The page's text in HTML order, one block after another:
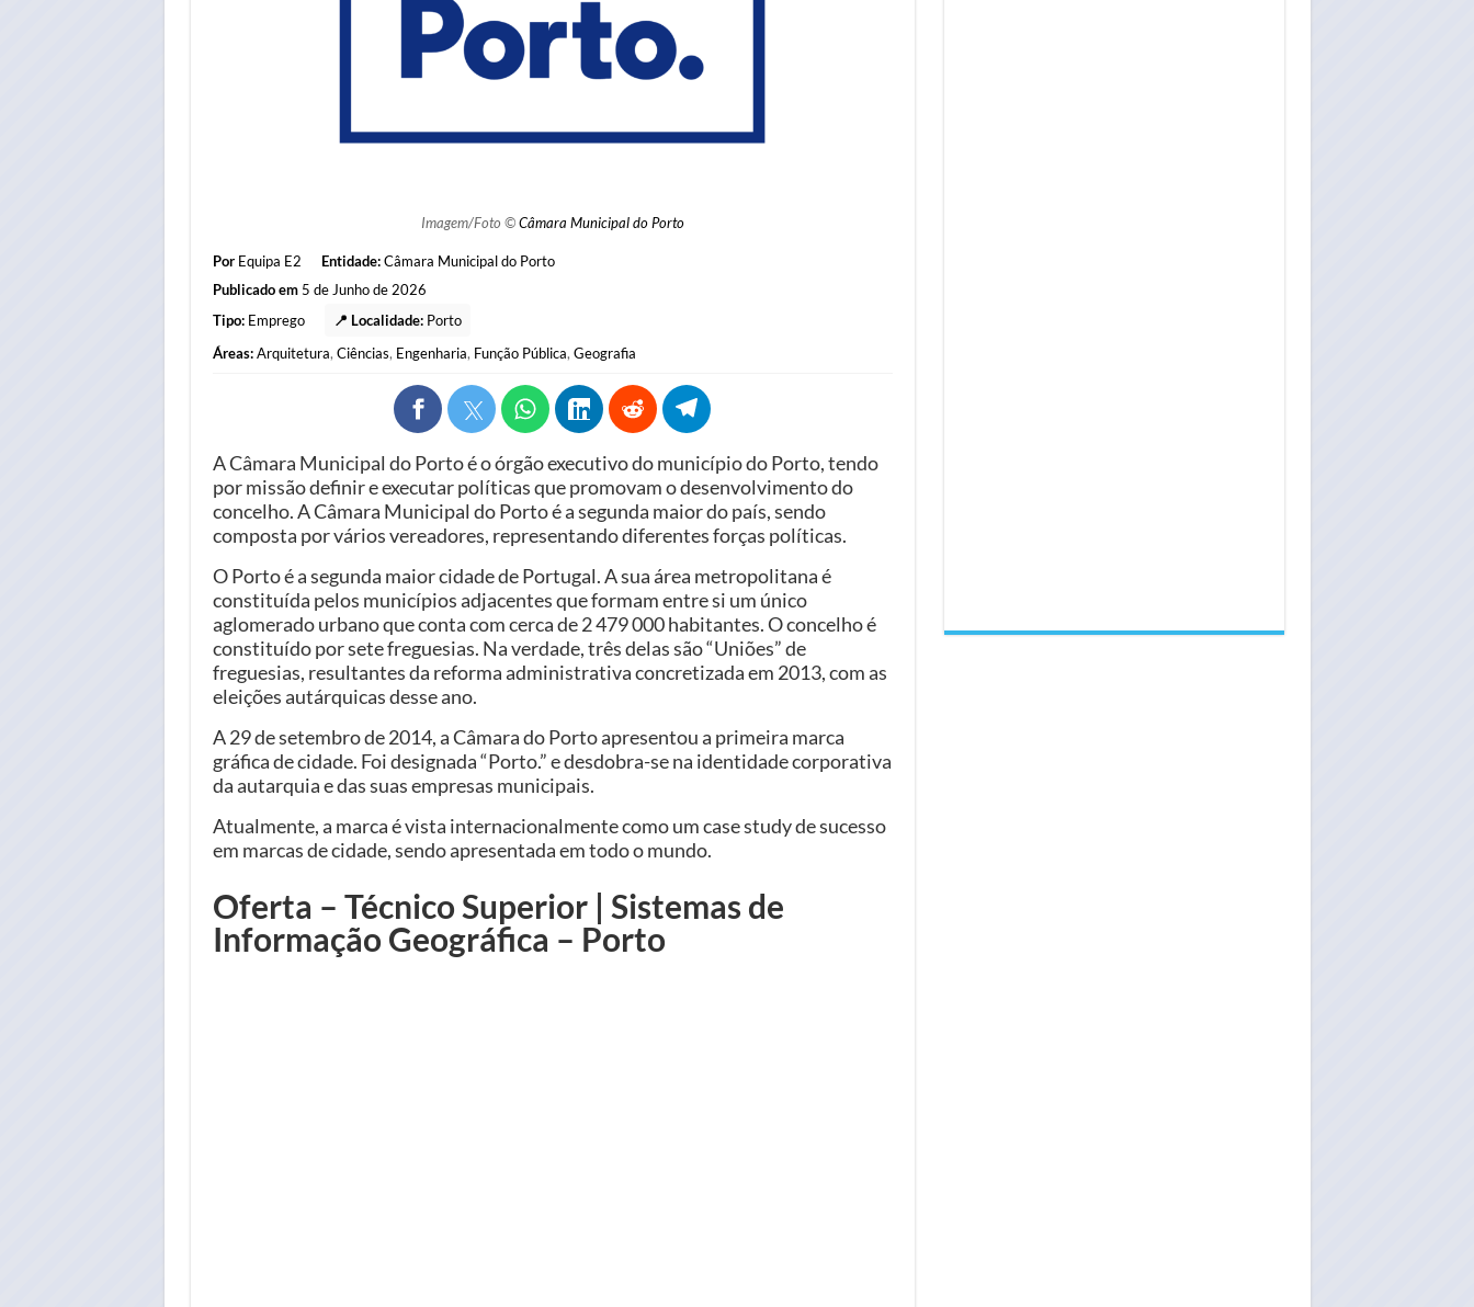
Imagem/Foto ©Câmara Municipal do Porto
Por Equipa E2 Entidade:Câmara Municipal do Porto
Publicado em5 de Junho de 2026
Tipo: Emprego 📍 Localidade: Porto
Áreas: Arquitetura, Ciências, Engenharia, Função Pública, Geografia
A Câmara Municipal do Porto é o órgão executivo do município do Porto, tendo
por missão definir e executar políticas que promovam o desenvolvimento do
concelho. A Câmara Municipal do Porto é a segunda maior do país, sendo
composta por vários vereadores, representando diferentes forças políticas.
O Porto é a segunda maior cidade de Portugal. A sua área metropolitana é
constituída pelos municípios adjacentes que formam entre si um único
aglomerado urbano que conta com cerca de 2 479 000 habitantes. O concelho é
constituído por sete freguesias. Na verdade, três delas são “Uniões” de
freguesias, resultantes da reforma administrativa concretizada em 2013, com as
eleições autárquicas desse ano.
A 29 de setembro de 2014, a Câmara do Porto apresentou a primeira marca
gráfica de cidade. Foi designada “Porto.” e desdobra-se na identidade corporativa
da autarquia e das suas empresas municipais.
Atualmente, a marca é vista internacionalmente como um case study de sucesso
em marcas de cidade, sendo apresentada em todo o mundo.
Oferta – Técnico Superior | Sistemas de
Informação Geográfica – Porto